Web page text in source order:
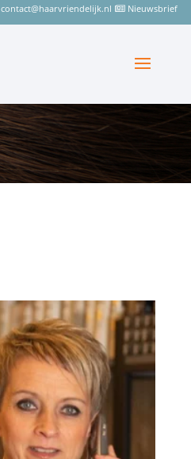
contact@haarvriendelijk.nl Nieuwsbrief